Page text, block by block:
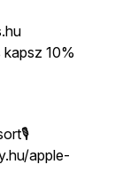
10%
apple-